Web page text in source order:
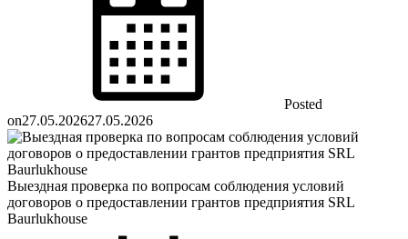
Posted
on27.05.202627.05.2026
Выездная проверка по вопросам соблюдения условий
договоров о предоставлении грантов предприятия SRL
Baurlukhouse